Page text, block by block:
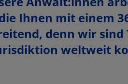
Ihnen mit einem
denn wir sind
weltweit